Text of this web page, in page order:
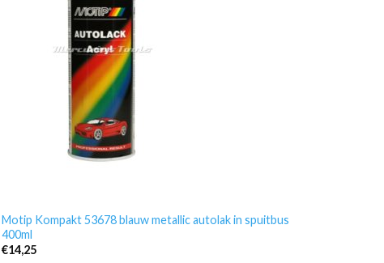
Motip Kompakt 53678 blauw metallic autolak in spuitbus
400ml
€14,25